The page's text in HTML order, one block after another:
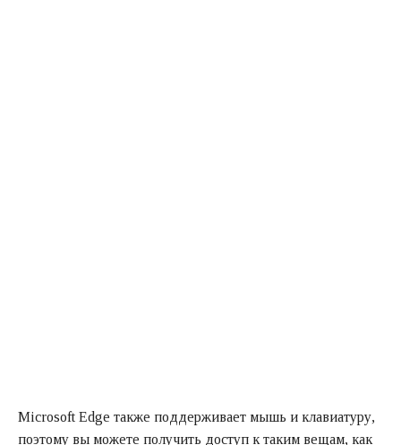
Microsoft Edge также поддерживает мышь и клавиатуру,
поэтому вы можете получить доступ к таким вещам, как